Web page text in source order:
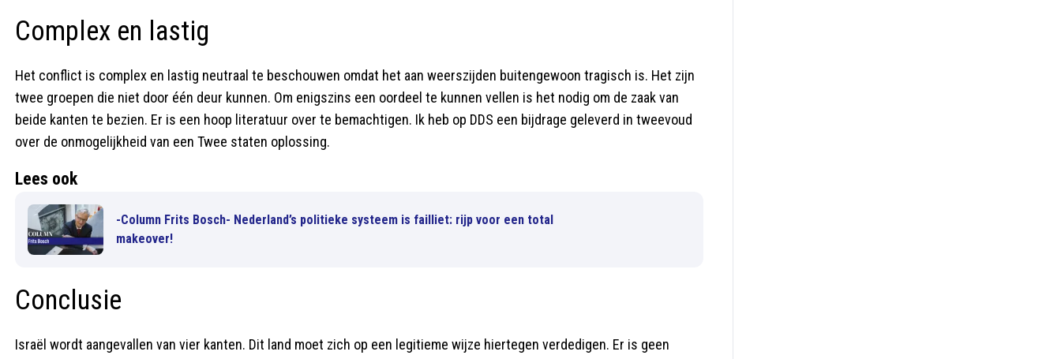
Complex en lastig
Het conflict is complex en lastig neutraal te beschouwen omdat het aan weerszijden buitengewoon tragisch is. Het zijn
twee groepen die niet door één deur kunnen. Om enigszins een oordeel te kunnen vellen is het nodig om de zaak van
beide kanten te bezien. Er is een hoop literatuur over te bemachtigen. Ik heb op DDS een bijdrage geleverd in tweevoud
over de onmogelijkheid van een Twee staten oplossing.
Lees ook
-Column Frits Bosch- Nederland’s politieke systeem is failliet: rijp voor een total
makeover!
Conclusie
Israël wordt aangevallen van vier kanten. Dit land moet zich op een legitieme wijze hiertegen verdedigen. Er is geen